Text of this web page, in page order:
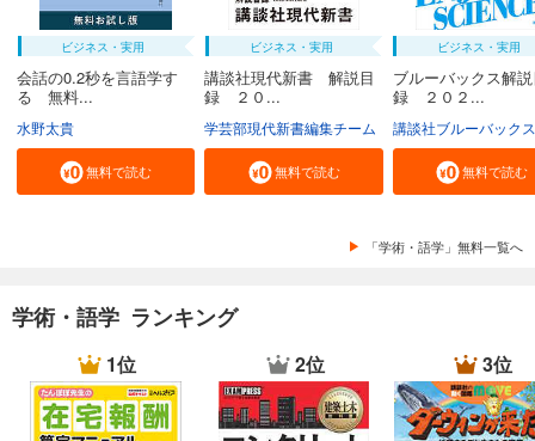
ビジネス・実用
会話の0.2秒を言語学す
る 無料...
水野太貴
無料で読む
ビジネス・実用
講談社現代新書 解説目
録 ２０...
学芸部現代新書編集チーム
無料で読む
ビジネス・実用
ブルーバックス解
録 ２０２...
講談社ブルーバックス
無料で読む
「学術・語学」無料一覧へ
学術・語学 ランキング
1位 2位 3位